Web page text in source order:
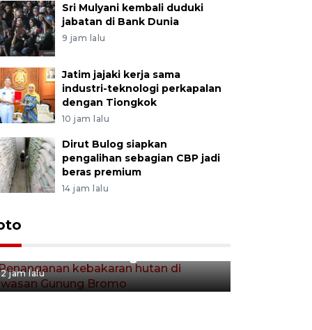
Sri Mulyani kembali duduki
jabatan di Bank Dunia
9 jam lalu
Jatim jajaki kerja sama
industri-teknologi perkapalan
dengan Tiongkok
10 jam lalu
Dirut Bulog siapkan
pengalihan sebagian CBP jadi
beras premium
14 jam lalu
Penanganan kebakaran hutan
2 jam lalu